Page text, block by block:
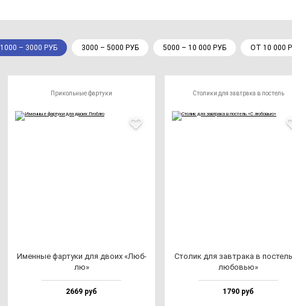
1000 – 3000 РУБ 3000 – 5000 РУБ 5000 – 10 000 РУБ ОТ 10 000
Прикольные фартуки
Имен­ные фар­ту­ки для дво­их «Люб­
лю»
2669 руб
Столики для завтрака в постель
Сто­лик для зав­тра­ка в
лю­бовью»
1790 руб